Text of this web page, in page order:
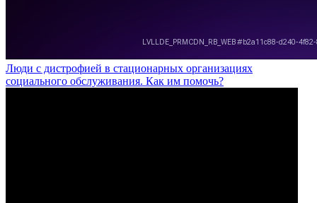
Люди с дистрофией в стационарных организациях
социального обслуживания. Как им помочь?